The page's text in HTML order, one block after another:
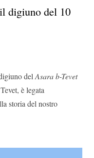
digiuno del 10
del Asara b-Tevet
è legata
storia del nostro